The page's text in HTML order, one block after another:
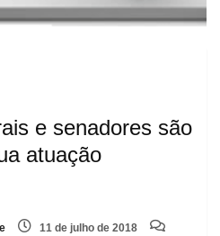
e senadores são
atuação
11 de julho de 2018